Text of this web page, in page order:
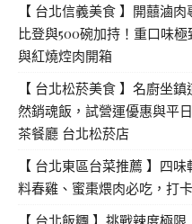
【 台北信義美食 】開囍滷
比登與500碗加持！重口味
與紅燒焢肉開箱
【 台北松菸美食 】名廚坐
然銷魂飯，試營運優惠與平
茶餐廳 台北松菸店
【 台北東區台菜推薦 】四
料春雞、蜜棗煨肉必吃，打
【 台北飯糰 】挑戰辣度極